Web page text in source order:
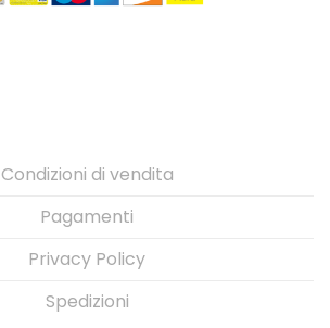
Condizioni di vendita
Pagamenti
Privacy Policy
Spedizioni